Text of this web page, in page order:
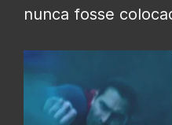
nunca fosse